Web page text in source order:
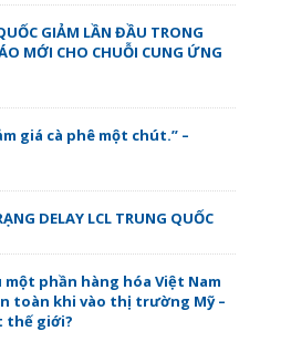
GIẢM LẦN ĐẦU TRONG
MỚI CHO CHUỖI CUNG ỨNG
giá cà phê một chút.” –
DELAY LCL TRUNG QUỐC
phần hàng hóa Việt Nam
toàn khi vào thị trường Mỹ –
thế giới?